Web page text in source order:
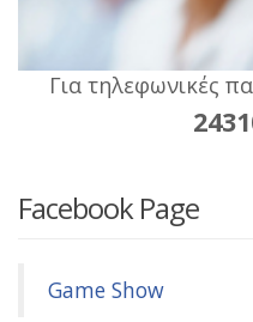
Για τηλεφωνικές
Facebook Page
Game Show